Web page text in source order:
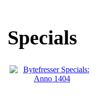
Specials